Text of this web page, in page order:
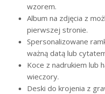
wzorem.
Album na zdjęcia z
pierwszej stronie.
Spersonalizowane
ważną datą lub
Koce z nadrukiem lub
wieczory.
Deski do krojenia z